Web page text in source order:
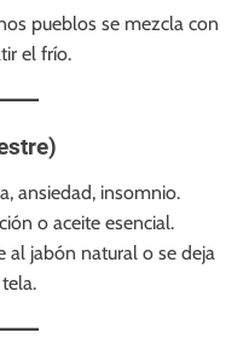
pueblos se mezcla con
el frío.
ansiedad, insomnio.
o aceite esencial.
al jabón natural o se deja